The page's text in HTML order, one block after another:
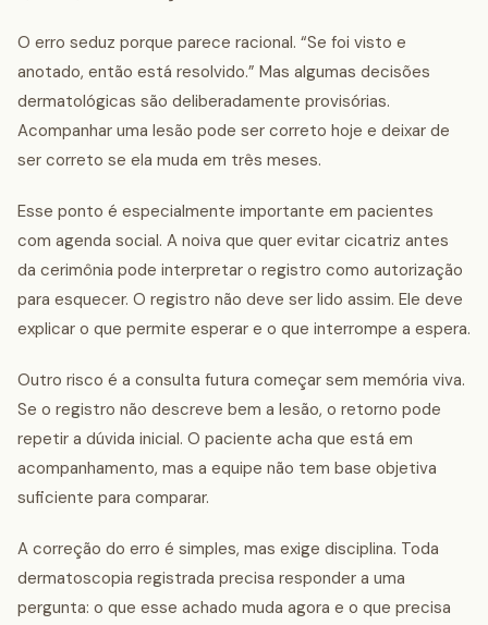
O erro seduz porque parece racional. “Se foi visto e
anotado, então está resolvido.” Mas algumas decisões
dermatológicas são deliberadamente provisórias.
Acompanhar uma lesão pode ser correto hoje e deixar de
ser correto se ela muda em três meses.
Esse ponto é especialmente importante em pacientes
com agenda social. A noiva que quer evitar cicatriz antes
da cerimônia pode interpretar o registro como autorização
para esquecer. O registro não deve ser lido assim. Ele deve
explicar o que permite esperar e o que interrompe a espera.
Outro risco é a consulta futura começar sem memória viva.
Se o registro não descreve bem a lesão, o retorno pode
repetir a dúvida inicial. O paciente acha que está em
acompanhamento, mas a equipe não tem base objetiva
suficiente para comparar.
A correção do erro é simples, mas exige disciplina. Toda
dermatoscopia registrada precisa responder a uma
pergunta: o que esse achado muda agora e o que precisa